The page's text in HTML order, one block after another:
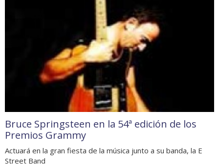
Bruce Springsteen en la 54ª edición de los
Premios Grammy
Actuará en la gran fiesta de la música junto a su banda, la E
Street Band